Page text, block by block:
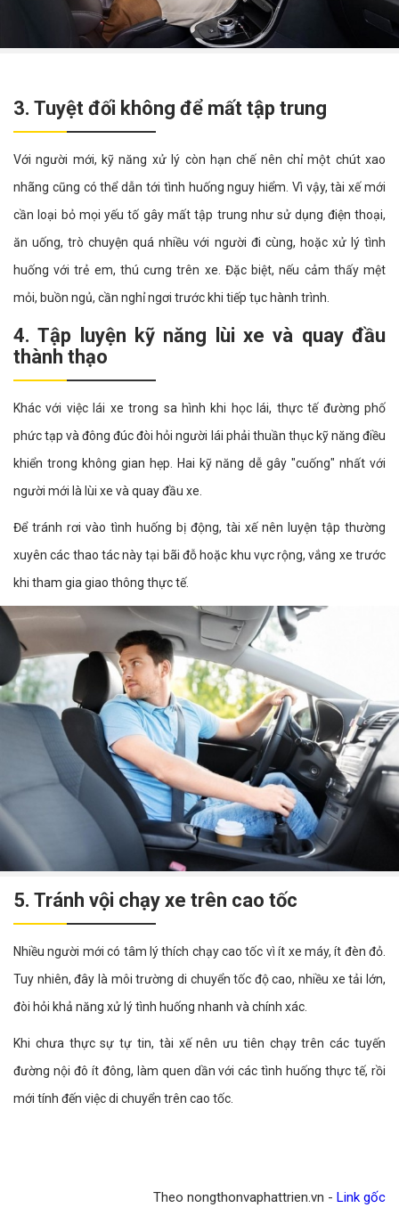
3. Tuyệt đối không để mất tập trung
Với người mới, kỹ năng xử lý còn hạn chế nên chỉ một chút xao
nhãng cũng có thể dẫn tới tình huống nguy hiểm. Vì vậy, tài xế mới
cần loại bỏ mọi yếu tố gây mất tập trung như sử dụng điện thoại,
ăn uống, trò chuyện quá nhiều với người đi cùng, hoặc xử lý tình
huống với trẻ em, thú cưng trên xe. Đặc biệt, nếu cảm thấy mệt
mỏi, buồn ngủ, cần nghỉ ngơi trước khi tiếp tục hành trình.
4. Tập luyện kỹ năng lùi xe và quay đầu
thành thạo
Khác với việc lái xe trong sa hình khi học lái, thực tế đường phố
phức tạp và đông đúc đòi hỏi người lái phải thuần thục kỹ năng điều
khiển trong không gian hẹp. Hai kỹ năng dễ gây "cuống" nhất với
người mới là lùi xe và quay đầu xe.
Để tránh rơi vào tình huống bị động, tài xế nên luyện tập thường
xuyên các thao tác này tại bãi đỗ hoặc khu vực rộng, vắng xe trước
khi tham gia giao thông thực tế.
5. Tránh vội chạy xe trên cao tốc
Nhiều người mới có tâm lý thích chạy cao tốc vì ít xe máy, ít đèn đỏ.
Tuy nhiên, đây là môi trường di chuyển tốc độ cao, nhiều xe tải lớn,
đòi hỏi khả năng xử lý tình huống nhanh và chính xác.
Khi chưa thực sự tự tin, tài xế nên ưu tiên chạy trên các tuyến
đường nội đô ít đông, làm quen dần với các tình huống thực tế, rồi
mới tính đến việc di chuyển trên cao tốc.
Theo nongthonvaphattrien.vn - Link gốc